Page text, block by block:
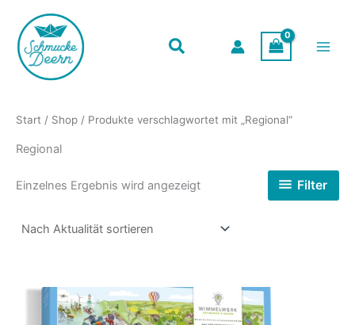
Inhalt
springen
Start / Shop / Produkte verschlagwortet mit „Regional“
Regional
Einzelnes Ergebnis wird angezeigt Filter